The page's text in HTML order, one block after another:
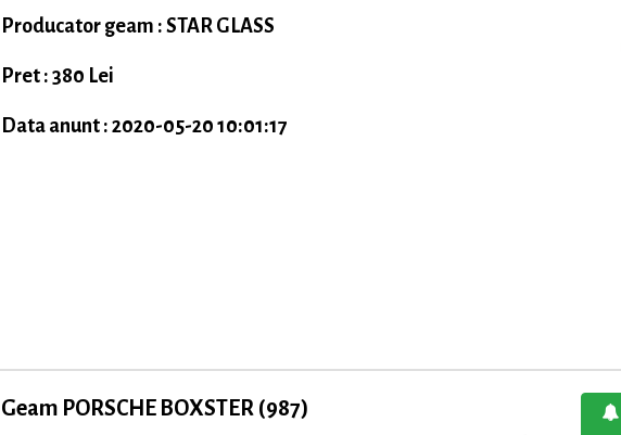
Producator geam : STAR GLASS
Pret : 380 Lei
Data anunt : 2020-05-20 10:01:17
Geam PORSCHE BOXSTER (987)